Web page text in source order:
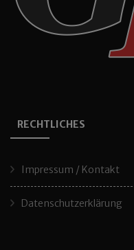
RECHTLICHES
Impressum / Kontakt
Datenschutzerklärung